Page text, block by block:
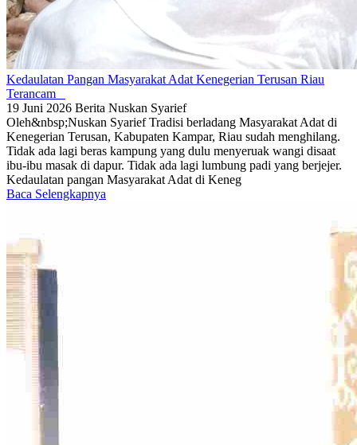
Kedaulatan Pangan Masyarakat Adat Kenegerian Terusan Riau
Terancam
19 Juni 2026 Berita Nuskan Syarief
Oleh&nbsp;Nuskan Syarief Tradisi berladang Masyarakat Adat di
Kenegerian Terusan, Kabupaten Kampar, Riau sudah menghilang.
Tidak ada lagi beras kampung yang dulu menyeruak wangi disaat
ibu-ibu masak di dapur. Tidak ada lagi lumbung padi yang berjejer.
Kedaulatan pangan Masyarakat Adat di Keneg
Baca Selengkapnya